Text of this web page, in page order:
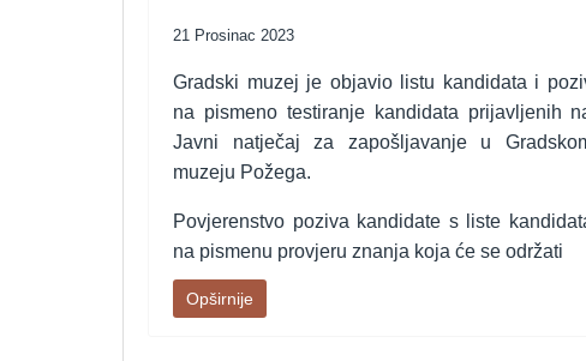
21 Prosinac 2023
Gradski muzej je objavio listu kandidata i
na pismeno testiranje kandidata prijavljenih
Javni natječaj za zapošljavanje u
muzeju Požega.
Povjerenstvo poziva kandidate s liste
na pismenu provjeru znanja koja će se održati
Opširnije